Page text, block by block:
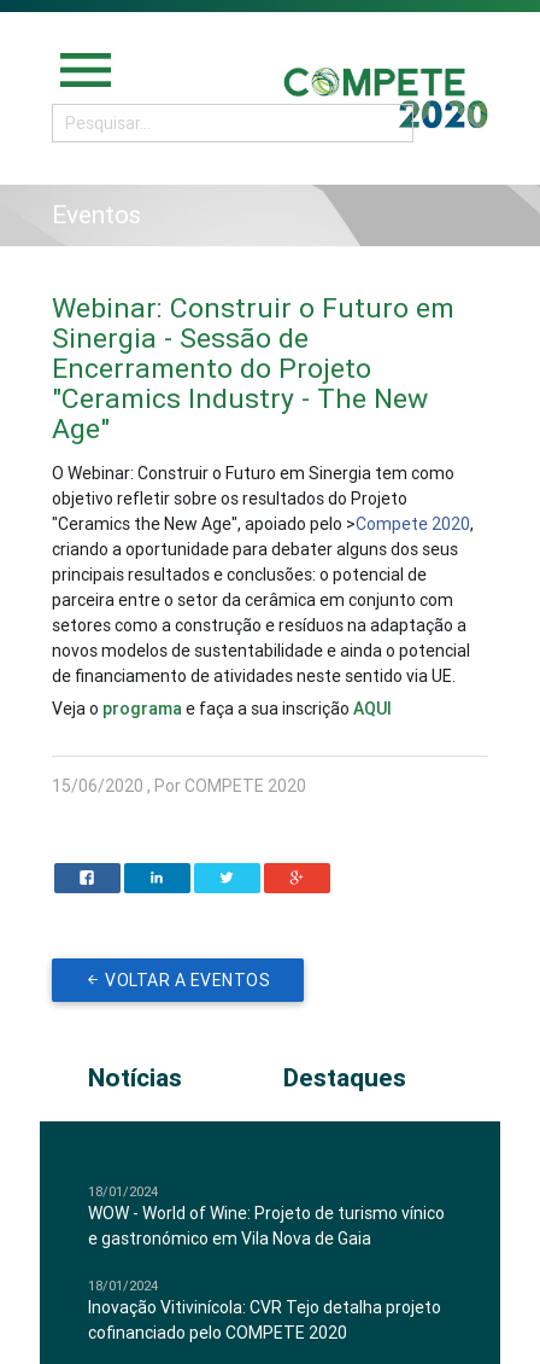
menu
Eventos
Webinar: Construir o Futuro em
Sinergia - Sessão de
Encerramento do Projeto
"Ceramics Industry - The New
Age"
O Webinar: Construir o Futuro em Sinergia tem como
objetivo refletir sobre os resultados do Projeto
"Ceramics the New Age", apoiado pelo >Compete 2020,
criando a oportunidade para debater alguns dos seus
principais resultados e conclusões: o potencial de
parceira entre o setor da cerâmica em conjunto com
setores como a construção e resíduos na adaptação a
novos modelos de sustentabilidade e ainda o potencial
de financiamento de atividades neste sentido via UE.
Veja o programae faça a sua inscriçãoAQUI
15/06/2020 , Por COMPETE 2020
VOLTAR A EVENTOS
Notícias Destaques
18/01/2024
WOW - World of Wine: Projeto de turismo vínico
e gastronómico em Vila Nova de Gaia
18/01/2024
Inovação Vitivinícola: CVR Tejo detalha projeto
cofinanciado pelo COMPETE 2020